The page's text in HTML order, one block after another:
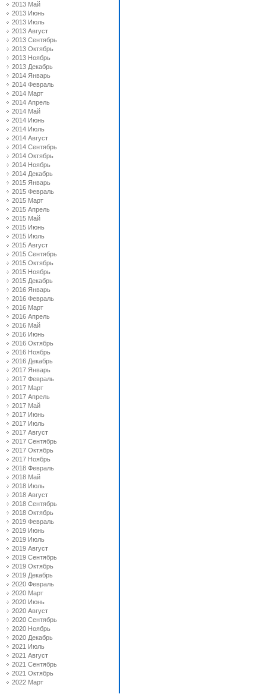
2013 Май
2013 Июнь
2013 Июль
2013 Август
2013 Сентябрь
2013 Октябрь
2013 Ноябрь
2013 Декабрь
2014 Январь
2014 Февраль
2014 Март
2014 Апрель
2014 Май
2014 Июнь
2014 Июль
2014 Август
2014 Сентябрь
2014 Октябрь
2014 Ноябрь
2014 Декабрь
2015 Январь
2015 Февраль
2015 Март
2015 Апрель
2015 Май
2015 Июнь
2015 Июль
2015 Август
2015 Сентябрь
2015 Октябрь
2015 Ноябрь
2015 Декабрь
2016 Январь
2016 Февраль
2016 Март
2016 Апрель
2016 Май
2016 Июнь
2016 Октябрь
2016 Ноябрь
2016 Декабрь
2017 Январь
2017 Февраль
2017 Март
2017 Апрель
2017 Май
2017 Июнь
2017 Июль
2017 Август
2017 Сентябрь
2017 Октябрь
2017 Ноябрь
2018 Февраль
2018 Май
2018 Июль
2018 Август
2018 Сентябрь
2018 Октябрь
2019 Февраль
2019 Июнь
2019 Июль
2019 Август
2019 Сентябрь
2019 Октябрь
2019 Декабрь
2020 Февраль
2020 Март
2020 Июнь
2020 Август
2020 Сентябрь
2020 Ноябрь
2020 Декабрь
2021 Июль
2021 Август
2021 Сентябрь
2021 Октябрь
2022 Март